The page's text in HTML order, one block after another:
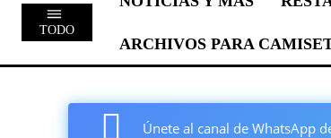
TODO
ARCHIVOS PARA
Únete al canal de WhatsApp